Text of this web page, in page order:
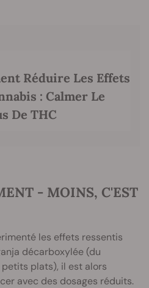
Réduire Les Effets
: Calmer Le
De THC
- MOINS, C'EST
les effets ressentis
décarboxylée (du
plats), il est alors
avec des dosages réduits.